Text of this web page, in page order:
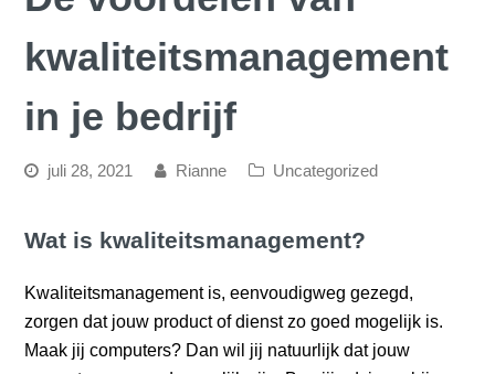
kwaliteitsmanagement
in je bedrijf
juli 28, 2021 Rianne Uncategorized
Wat is kwaliteitsmanagement?
Kwaliteitsmanagement is, eenvoudigweg gezegd,
zorgen dat jouw product of dienst zo goed mogelijk is.
Maak jij computers? Dan wil jij natuurlijk dat jouw